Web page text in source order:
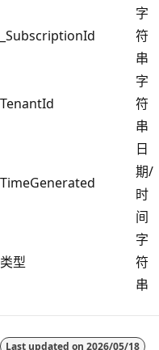
_SubscriptionId
字
符
串
TenantId
字
符
串
TimeGenerated
日
期/
时
间
类型
字
符
串
Last updated on 2026/05/18